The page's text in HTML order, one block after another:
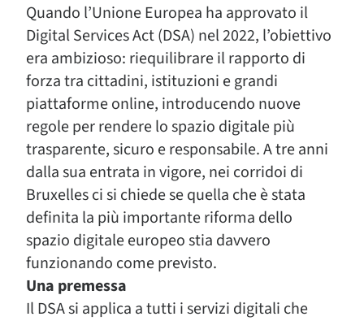
Quando l’Unione Europea ha approvato il
Digital Services Act (DSA) nel 2022, l’obiettivo
era ambizioso: riequilibrare il rapporto di
forza tra cittadini, istituzioni e grandi
piattaforme online, introducendo nuove
regole per rendere lo spazio digitale più
trasparente, sicuro e responsabile. A tre anni
dalla sua entrata in vigore, nei corridoi di
Bruxelles ci si chiede se quella che è stata
definita la più importante riforma dello
spazio digitale europeo stia davvero
funzionando come previsto.
Una premessa
Il DSA si applica a tutti i servizi digitali che